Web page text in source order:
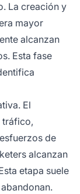
La creación y
mayor
alcanzan
Esta fase
El
tráfico,
de
alcanzan
etapa suele